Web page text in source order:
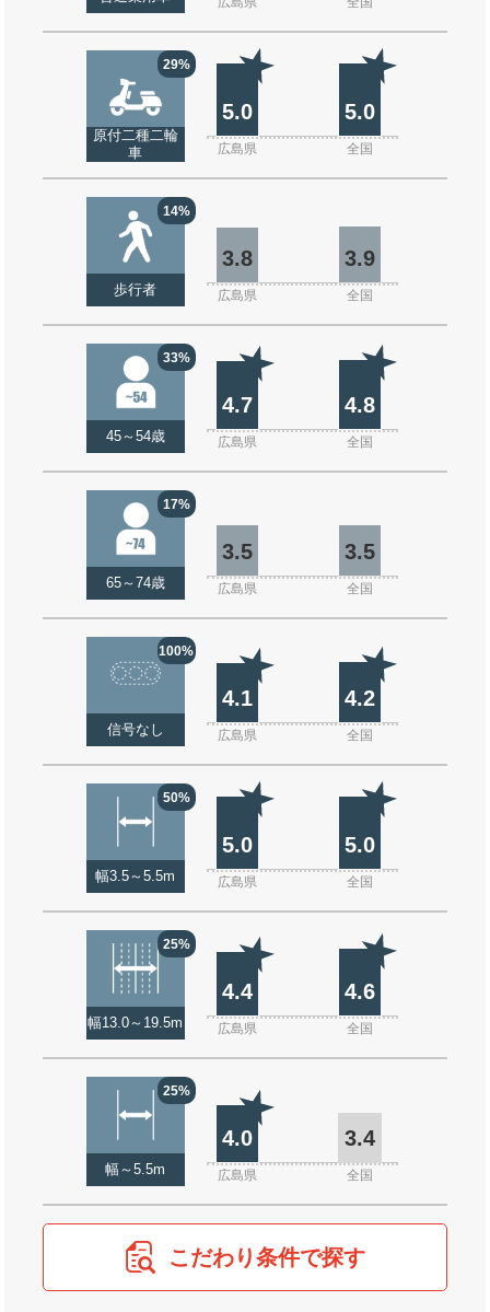
29%
原付二種二輪
車
5.0 5.0
広島県 全国
14%
歩行者
3.8 3.9
広島県 全国
33%
45～54歳
4.7 4.8
広島県 全国
17%
65～74歳
3.5 3.5
広島県 全国
100%
信号なし
4.1 4.2
広島県 全国
50%
幅3.5～5.5m
5.0 5.0
広島県 全国
25%
幅13.0～19.5m
4.4 4.6
広島県 全国
25%
幅～5.5m
4.0 3.4
広島県 全国
こだわり条件で探す